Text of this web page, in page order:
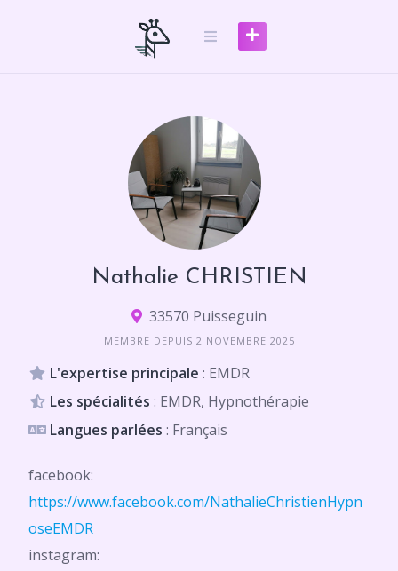
Nathalie CHRISTIEN
33570 Puisseguin
MEMBRE DEPUIS 2 NOVEMBRE 2025
L'expertise principale : EMDR
Les spécialités : EMDR, Hypnothérapie
Langues parlées : Français
facebook:
https://www.facebook.com/NathalieChristienHypn
oseEMDR
instagram: